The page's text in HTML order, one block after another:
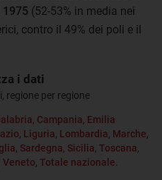
(52-53% in media nei
contro il 49% dei poli e il
i dati
regione per regione
Campania Emilia
Liguria Lombardia Marche
Sardegna Sicilia Toscana
Veneto Totale nazionale